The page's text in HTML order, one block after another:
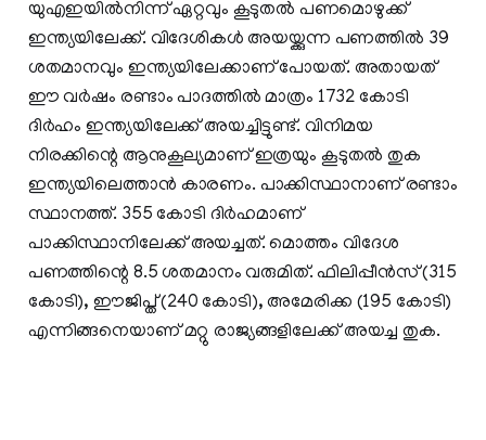
യുഎഇയില്‍നിന്ന് ഏറ്റവും കൂടുതല്‍ പണമൊഴുക്ക്
ഇന്ത്യയിലേക്ക്. വിദേശികള്‍ അയയ്ക്കുന്ന പണത്തില്‍ 39
ശതമാനവും ഇന്ത്യയിലേക്കാണ് പോയത്. അതായത്
ഈ വര്‍ഷം രണ്ടാം പാദത്തില്‍ മാത്രം 1732 കോടി
ദിര്‍ഹം ഇന്ത്യയിലേക്ക് അയച്ചിട്ടുണ്ട്. വിനിമയ
നിരക്കിന്റെ ആനുകൂല്യമാണ് ഇത്രയും കൂടുതല്‍ തുക
ഇന്ത്യയിലെത്താന്‍ കാരണം. പാക്കിസ്ഥാനാണ് രണ്ടാം
സ്ഥാനത്ത്. 355 കോടി ദിര്‍ഹമാണ്
പാക്കിസ്ഥാനിലേക്ക് അയച്ചത്. മൊത്തം വിദേശ
പണത്തിന്റെ 8.5 ശതമാനം വരുമിത്. ഫിലിപ്പീന്‍സ് (315
കോടി), ഈജിപ്ത് (240 കോടി), അമേരിക്ക (195 കോടി)
എന്നിങ്ങനെയാണ് മറ്റു രാജ്യങ്ങളിലേക്ക് അയച്ച തുക.